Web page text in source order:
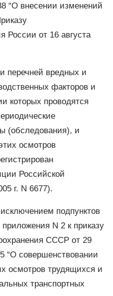
“О внесении изменений
России от 16 августа
перечней вредных и
факторов и
которых проводятся
(обследования), и
осмотров
Российской
г. N 6677).
подпунктов
N 2 к приказу
СССР от 29
“О совершенствовании
осмотров трудящихся и
транспортных